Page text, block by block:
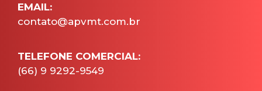
EMAIL:
contato@apvmt.com.br
TELEFONE COMERCIAL:
(66) 9 9292-9549